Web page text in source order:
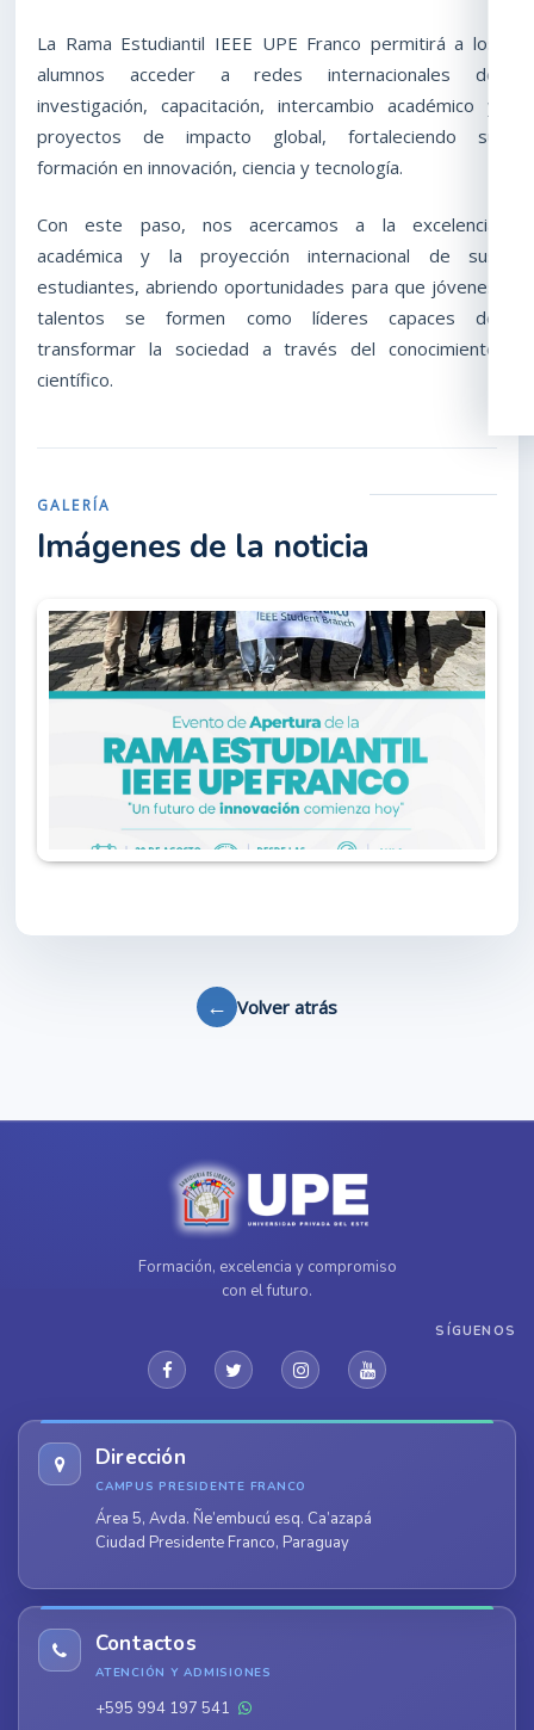
La Rama Estudiantil IEEE UPE Franco permitirá a los
alumnos acceder a redes internacionales de
investigación, capacitación, intercambio académico y
proyectos de impacto global, fortaleciendo su
formación en innovación, ciencia y tecnología.
Con este paso, nos acercamos a la excelencia
académica y la proyección internacional de sus
estudiantes, abriendo oportunidades para que jóvenes
talentos se formen como líderes capaces de
transformar la sociedad a través del conocimiento
científico.
GALERÍA
Imágenes de la noticia
← Volver atrás
Formación, excelencia y compromiso
con el futuro.
SÍGUENOS
Dirección
CAMPUS PRESIDENTE FRANCO
Área 5, Avda. Ñe’embucú esq. Ca’azapá
Ciudad Presidente Franco, Paraguay
Contactos
ATENCIÓN Y ADMISIONES
+595 994 197 541